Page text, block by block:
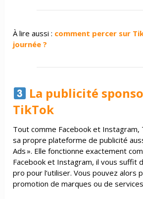
À lire aussi : comment percer sur
journée ?
La publicité
TikTok
Tout comme Facebook et Instagram,
sa propre plateforme de publicité
Ads ». Elle fonctionne exactement
Facebook et Instagram, il vous suffit
pro pour l’utiliser. Vous pouvez alors
promotion de marques ou de